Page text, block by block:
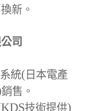
新。
司
統( 日本電產
銷售。
技術提供)